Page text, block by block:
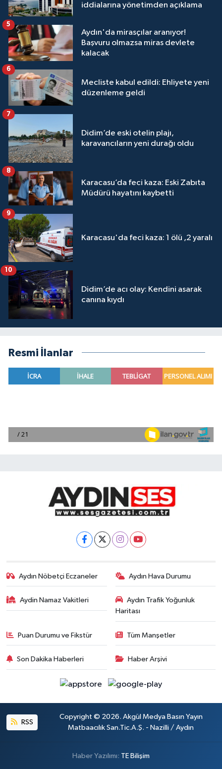
iddialarına yönetimden açıklama
Aydın'da mirasçılar aranıyor!
Başvuru olmazsa miras devlete
kalacak
5
Mecliste kabul edildi: Ehliyete yeni
düzenleme geldi
6
Didim’de eski otelin plajı,
karavancıların yeni durağı oldu
7
Karacasu’da feci kaza: Eski Zabıta
Müdürü hayatını kaybetti
8
Karacasu'da feci kaza: 1 ölü ,2 yaralı
9
Didim’de acı olay: Kendini asarak
canına kıydı
10
Resmi İlanlar
Aydın Nöbetçi Eczaneler Aydın Hava Durumu
Aydin Namaz Vakitleri
Aydın Trafik Yoğunluk
Haritası
Puan Durumu ve Fikstür Tüm Manşetler
Son Dakika Haberleri Haber Arşivi
RSS
Copyright © 2026. Akgül Medya Basın Yayın
Matbaacılık San.Tic.A.Ş. - Nazilli / Aydın
Haber Yazılımı: TE Bilişim